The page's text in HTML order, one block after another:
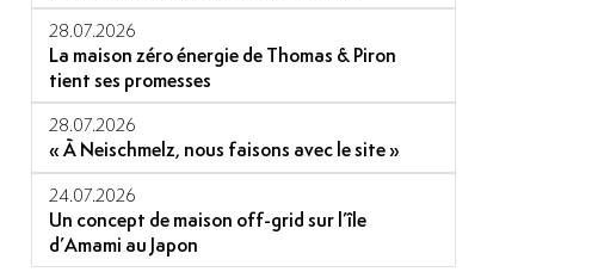
28.07.2026
La maison zéro énergie de Thomas & Piron
tient ses promesses
28.07.2026
« À Neischmelz, nous faisons avec le site »
24.07.2026
Un concept de maison off-grid sur l’île
d’Amami au Japon